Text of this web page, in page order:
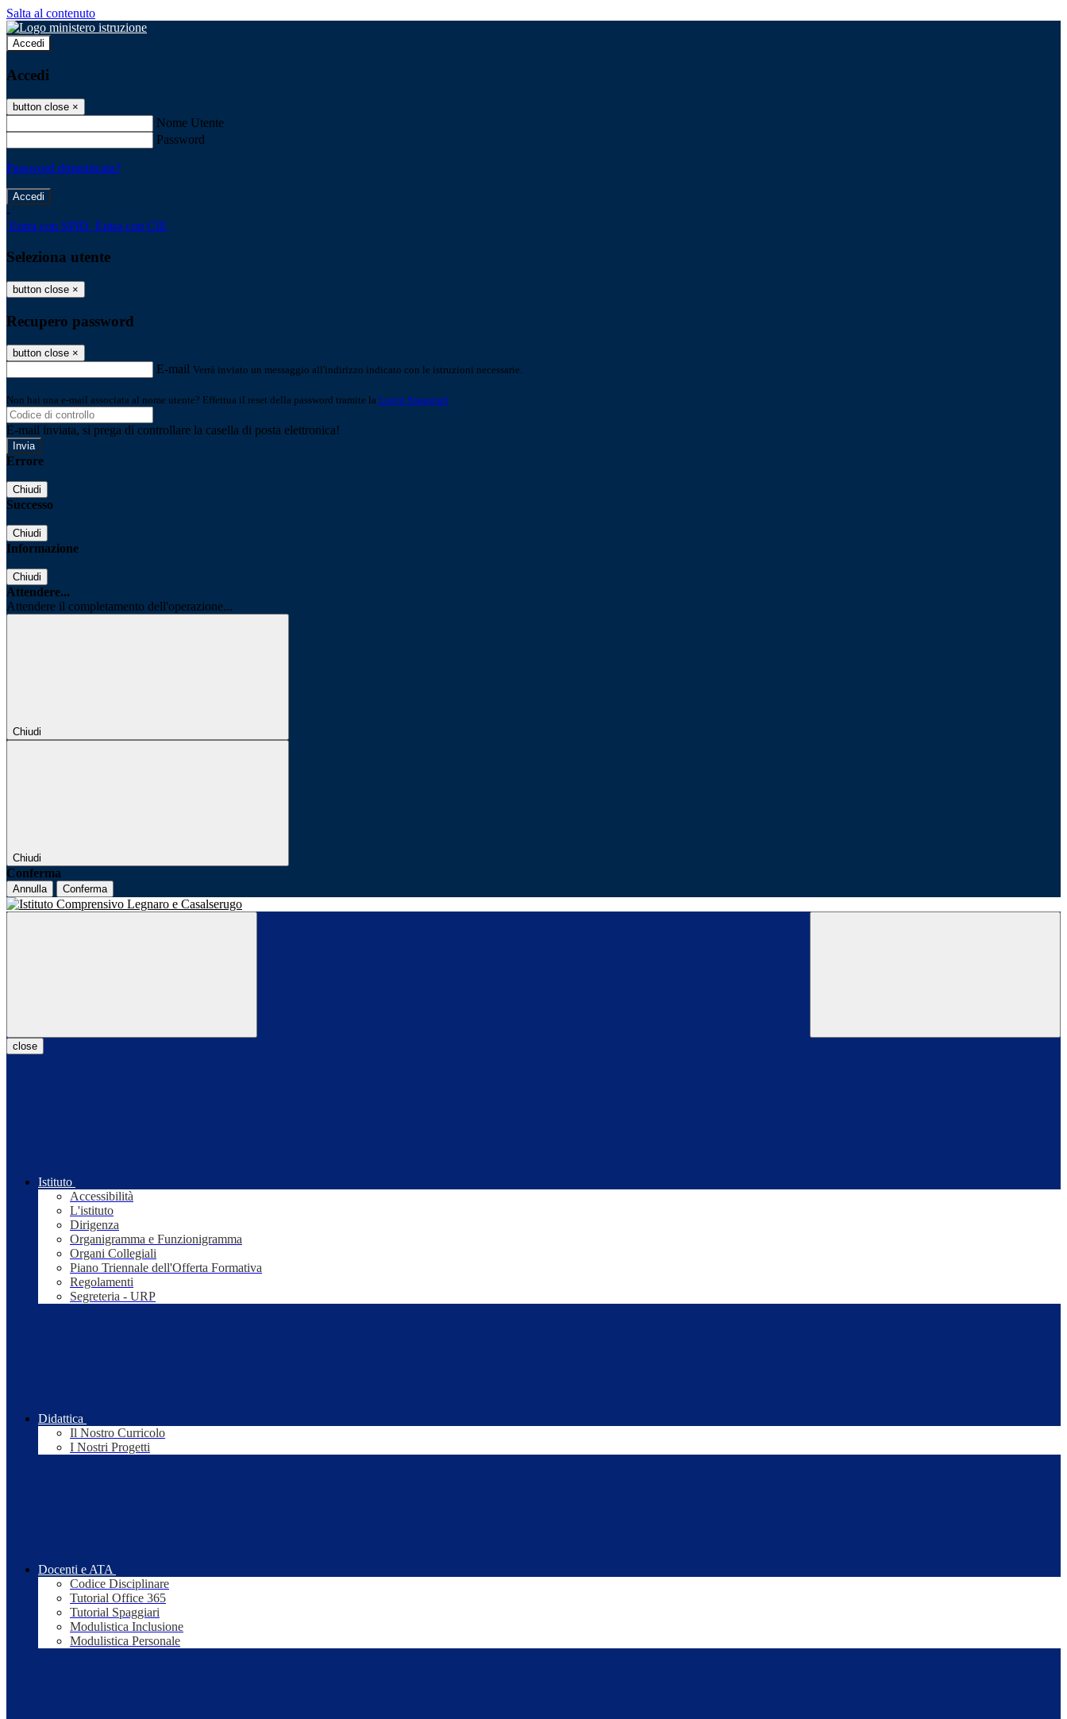
Salta al contenuto
Accedi
Accedi
button close ×
Nome Utente
Password
Password dimenticata?
-
Entra con SPID Entra con CIE
Seleziona utente
button close ×
Recupero password
button close ×
E-mail Verrà inviato un messaggio all'indirizzo indicato con le istruzioni necessarie.
Non hai una e-mail associata al nome utente? Effettua il reset della password tramite la Login Spaggiari
E-mail inviata, si prega di controllare la casella di posta elettronica!
Errore
Chiudi
Successo
Chiudi
Informazione
Chiudi
Attendere...
Attendere il completamento dell'operazione...
Chiudi
Chiudi
Conferma
Annulla Conferma
close
Istituto
Accessibilità
L'istituto
Dirigenza
Organigramma e Funzionigramma
Organi Collegiali
Piano Triennale dell'Offerta Formativa
Regolamenti
Segreteria - URP
Didattica
Il Nostro Curricolo
I Nostri Progetti
Docenti e ATA
Codice Disciplinare
Tutorial Office 365
Tutorial Spaggiari
Modulistica Inclusione
Modulistica Personale